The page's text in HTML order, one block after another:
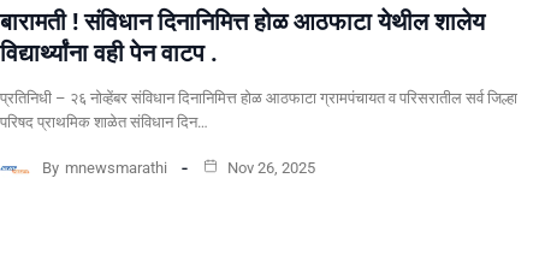
बारामती ! संविधान दिनानिमित्त होळ आठफाटा येथील शालेय
विद्यार्थ्यांना वही पेन वाटप .
प्रतिनिधी – २६ नोव्हेंबर संविधान दिनानिमित्त होळ आठफाटा ग्रामपंचायत व परिसरातील सर्व जिल्हा
परिषद प्राथमिक शाळेत संविधान दिन…
By mnewsmarathi Nov 26, 2025